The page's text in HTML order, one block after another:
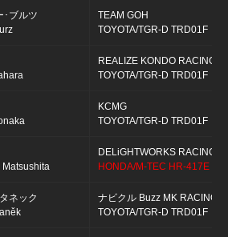
･ブルツ
TEAM GOH
TOYOTA/TGR-D TRD01F
REALIZE KONDO RACING
TOYOTA/TGR-D TRD01F
KCMG
TOYOTA/TGR-D TRD01F
Matsushita
DELiGHTWORKS RACING
HONDA/M-TEC HR-417E
ネック
ナビクル Buzz MK RACING
TOYOTA/TGR-D TRD01F